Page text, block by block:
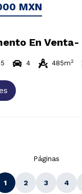
MXN
4 485m2
Páginas
1 2 3 4